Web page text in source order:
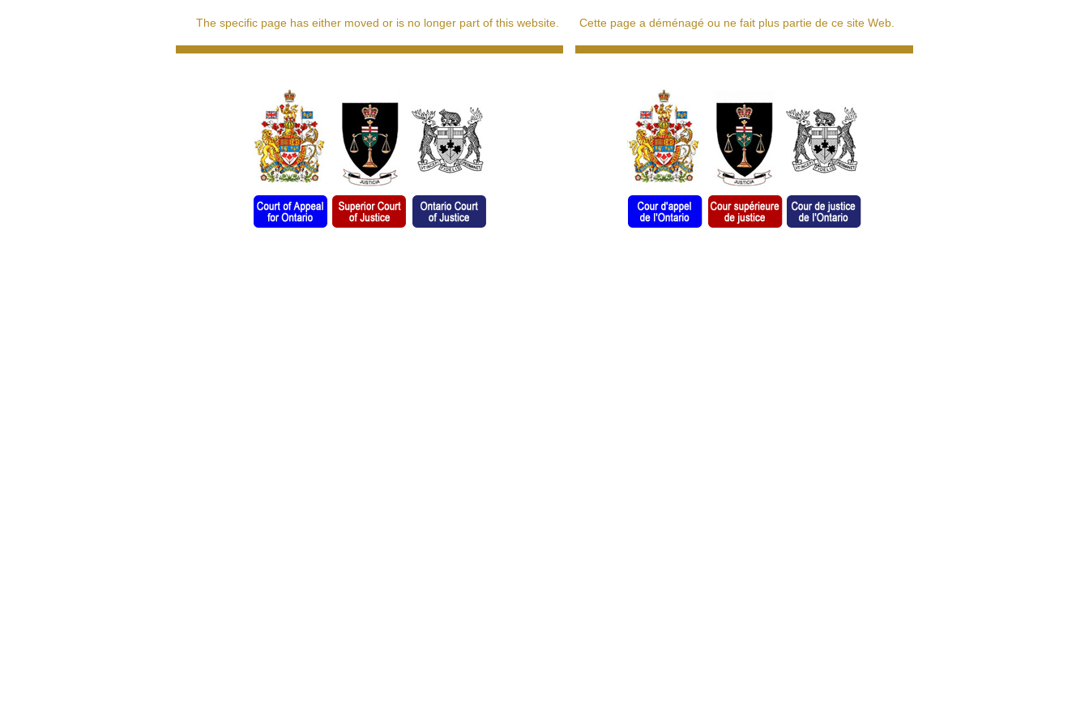
The specific page has either moved or is no longer part of this website. Cette page a déménagé ou ne fait plus partie de ce site Web.